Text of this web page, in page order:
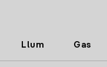
Llum Gas